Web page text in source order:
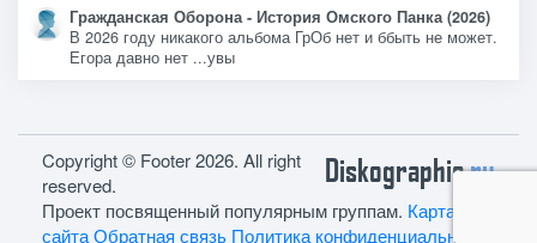
Гражданская Оборона - История Омского Панка (2026)
В 2026 году никакого альбома ГрОб нет и ббыть не может.
Егора давно нет ...увы
Diskographieru
Copyright © Footer 2026. All right
reserved.
Проект посвященный популярным группам. Карта
сайтаОбратная связь Политика конфиденциальности